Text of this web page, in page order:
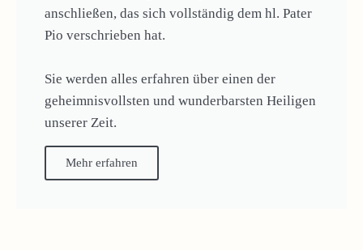
anschließen, das sich vollständig dem hl. Pater
Pio verschrieben hat.
Sie werden alles erfahren über einen der
geheimnisvollsten und wunderbarsten Heiligen
unserer Zeit.
Mehr erfahren